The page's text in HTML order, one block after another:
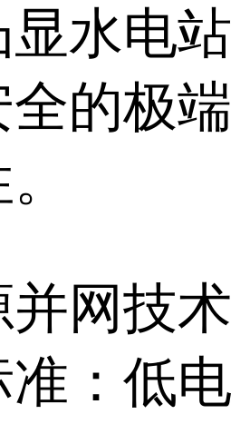
显水电站
全的极端
并网技术
：低电